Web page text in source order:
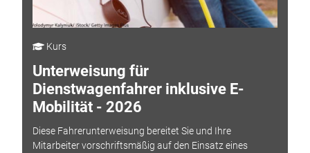
Kurs
Unterweisung für
Dienstwagenfahrer inklusive E-
Mobilität - 2026
Diese Fahrerunterweisung bereitet Sie und Ihre
Mitarbeiter vorschriftsmäßig auf den Einsatz eines